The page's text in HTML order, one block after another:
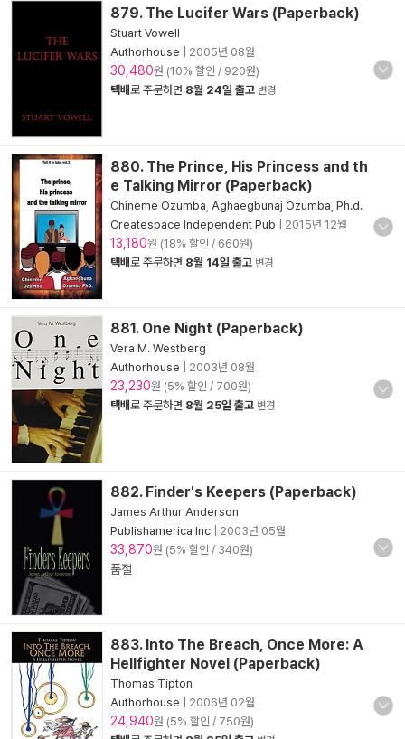
879. The Lucifer Wars (Paperback)
Stuart Vowell
Authorhouse
2005년 08월
30,480원 (10% 할인 / 920원)
택배로 주문하면 8월 24일 출고 변경
880. The Prince, His Princess and th
e Talking Mirror (Paperback)
Chineme Ozumba Aghaegbunaj Ozumba, Ph.d.
Createspace Independent Pub
2015년 12월
13,180원 (18% 할인 / 660원)
택배로 주문하면 8월 14일 출고 변경
881. One Night (Paperback)
Vera M. Westberg
Authorhouse
2003년 08월
23,230원 (5% 할인 / 700원)
택배로 주문하면 8월 25일 출고 변경
882. Finder's Keepers (Paperback)
James Arthur Anderson
Publishamerica Inc
2003년 05월
33,870원 (5% 할인 / 340원)
품절
883. Into The Breach, Once More: A
Hellfighter Novel (Paperback)
Thomas Tipton
Authorhouse
2006년 02월
24,940원 (5% 할인 / 750원)